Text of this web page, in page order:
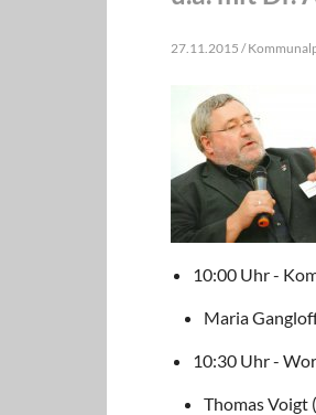
27.11.2015 /
10:00 Uhr -
Maria
10:30 Uhr -
Thomas Voigt